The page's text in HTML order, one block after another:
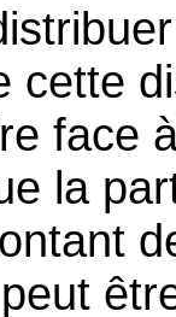
cette
face
la